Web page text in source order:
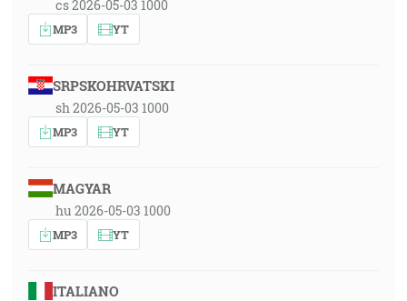
cs 2026-05-03 1000
MP3 YT
SRPSKOHRVATSKI
sh 2026-05-03 1000
MP3 YT
MAGYAR
hu 2026-05-03 1000
MP3 YT
ITALIANO